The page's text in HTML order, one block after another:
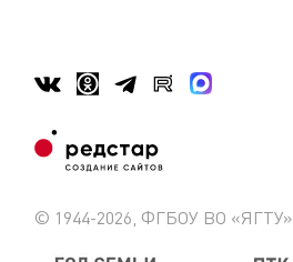
© 1944-2026, ФГБОУ ВО «ЯГТУ»